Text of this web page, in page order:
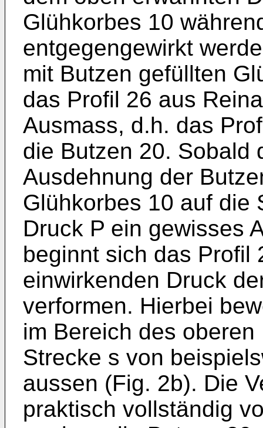
Glühkorbes 10
entgegengewirkt
mit Butzen gefüllten
das Profil 26 aus
Ausmass, d.h. das
die Butzen 20. Sobald
Ausdehnung der
Glühkorbes 10 auf die
Druck P ein gewisses
beginnt sich das Profil
einwirkenden Druck
verformen. Hierbei
im Bereich des
Strecke s von
aussen (Fig. 2b). Die
praktisch vollständig